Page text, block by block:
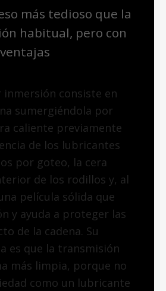
más tedioso que la
habitual, pero con
inmersión consiste en
sumergiéndola por
caliente previamente
de los lubricantes
por goteo, la cera
de los rodillos y, al
película sólida que
y ayuda a proteger las
de la cadena. Su
es que la transmisión
más limpia, porque no
como un lubricante